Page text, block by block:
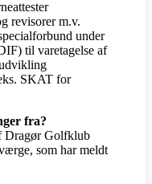
revisorer m.v.
under
til varetagelse af
SKAT for
fra?
Dragør Golfklub
som har meldt